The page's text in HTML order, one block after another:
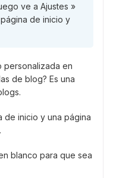
ve a Ajustes »
de inicio y
personalizada en
de blog? Es una
de inicio y una página
blanco para que sea